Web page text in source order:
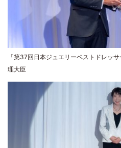
「第37回日本ジュエリーベストドレッ
理大臣